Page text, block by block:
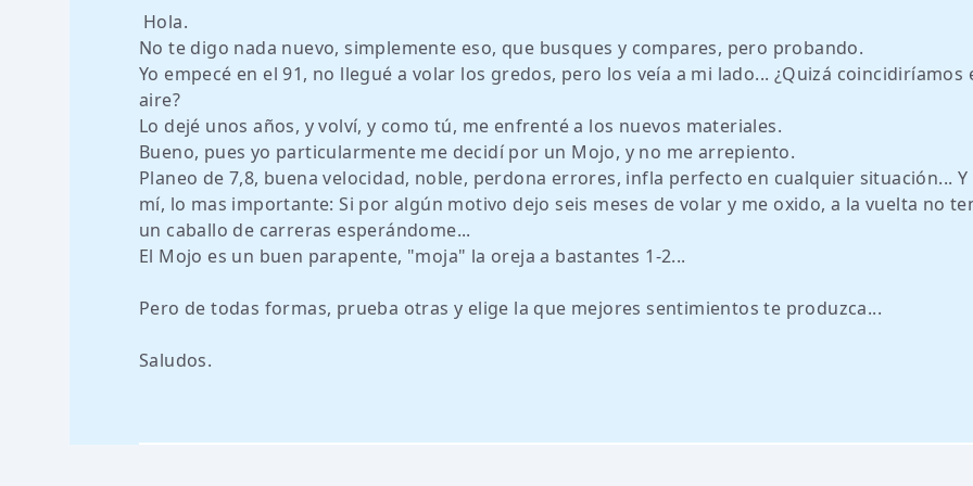
Hola.
No te digo nada nuevo, simplemente eso, que busques y compares, pero probando.
Yo empecé en el 91, no llegué a volar los gredos, pero los veía a mi lado... ¿Quizá coincidiríamos
aire?
Lo dejé unos años, y volví, y como tú, me enfrenté a los nuevos materiales.
Bueno, pues yo particularmente me decidí por un Mojo, y no me arrepiento.
Planeo de 7,8, buena velocidad, noble, perdona errores, infla perfecto en cualquier situación... Y
mí, lo mas importante: Si por algún motivo dejo seis meses de volar y me oxido, a la vuelta no
un caballo de carreras esperándome...
El Mojo es un buen parapente, "moja" la oreja a bastantes 1-2...
Pero de todas formas, prueba otras y elige la que mejores sentimientos te produzca...
Saludos.